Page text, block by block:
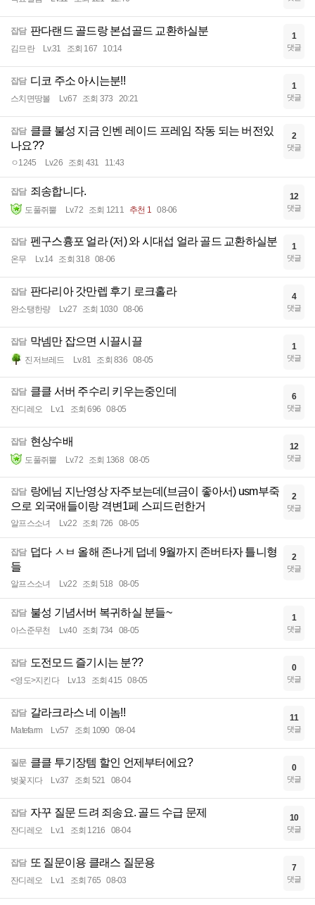
잡담 판다랜드 골드랑 본섭골드 교환하실분
김므란 Lv.31 조회 167 10:14
1
댓글
잡담 디코 주소 아시는분!!
스치면땅볼 Lv.67 조회 373 20:21
1
댓글
잡담 클클 불성 지금 인벤 레이드 프레임 작동 되는 버전있
나요??
ㅇ1245 Lv.26 조회 431 11:43
2
댓글
잡담 죄송합니다.
도풀쥐뿔 Lv.72 조회 1211 추천 1 08-06
12
댓글
잡담 펜구스흉포 얼라 (저) 와 시대섭 얼라 골드 교환하실분
온무 Lv.14 조회 318 08-06
1
댓글
잡담 판다리아 갓만렙 후기 로크홀라
완소탱한량 Lv.27 조회 1030 08-06
4
댓글
잡담 막넴만 잡으면 시끌시끌
진저브레드 Lv.81 조회 836 08-05
1
댓글
잡담 클클 서버 주수리 키우는중인데
잔디레오 Lv.1 조회 696 08-05
6
댓글
잡담 현상수배
도풀쥐뿔 Lv.72 조회 1368 08-05
12
댓글
잡담 랑에님 지난영상 자주보는데(브금이 좋아서) usm부죽
으로 외국애들이랑 격변1페 스피드런한거
알프스소녀 Lv.22 조회 726 08-05
2
댓글
잡담 덥다 ㅅㅂ 올해 존나게 덥네 9월까지 존버타자 틀니형
들
알프스소녀 Lv.22 조회 518 08-05
2
댓글
잡담 불성 기념서버 복귀하실 분들~
아스준무천 Lv.40 조회 734 08-05
1
댓글
잡담 도전모드 즐기시는 분??
<영도>지킨다 Lv.13 조회 415 08-05
0
댓글
잡담 갈라크라스 네 이놈!!
Matefarm Lv.57 조회 1090 08-04
11
댓글
질문 클클 투기장템 할인 언제부터에요?
벚꽃지다 Lv.37 조회 521 08-04
0
댓글
잡담 자꾸 질문 드려 죄송요. 골드 수급 문제
잔디레오 Lv.1 조회 1216 08-04
10
댓글
잡담 또 질문이용 클래스 질문용
잔디레오 Lv.1 조회 765 08-03
7
댓글